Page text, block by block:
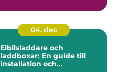
04. dec
Elbilsladdare och
laddboxar: En guide till
installation och